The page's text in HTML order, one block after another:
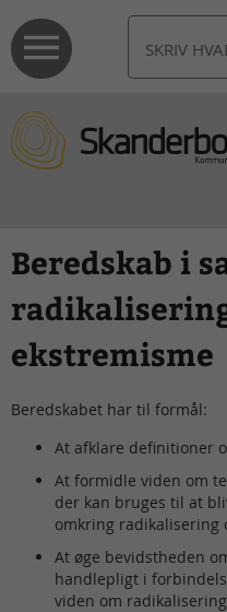
Beredskab i
ekstremisme
Beredskabet har til formål:
At afklare definitioner
At formidle viden om
der kan bruges til at
omkring radikalisering
At øge bevidstheden
handlepligt i
viden om